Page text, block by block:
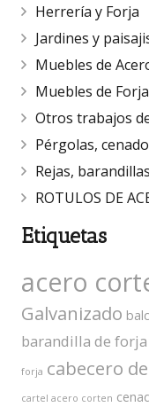
Herrería y Forja
Jardines y
Muebles de
Muebles de Forja
Otros trabajos
Pérgolas,
Rejas,
ROTULOS DE
Etiquetas
acero
Galvanizado
barandilla de forja
forja cabecero
cartel acero corten